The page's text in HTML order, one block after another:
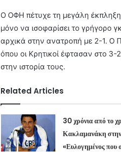
Ο ΟΦΗ πέτυχε τη μεγάλη
μόνο να ισοφαρίσει το γρήγορο
αρχικά στην ανατροπή με 2-1. Ο
όπου οι Κρητικοί έφτασαν στο 3-
στην ιστορία τους.
Related Articles
30 χρόνια από το
Κακλαμανάκη
«Ευλογημένος που